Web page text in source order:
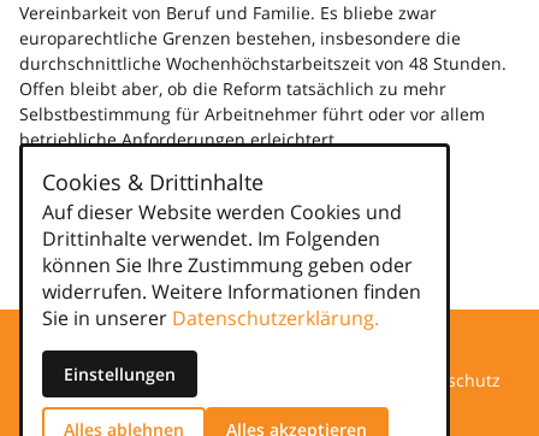
Vereinbarkeit von Beruf und Familie. Es bliebe zwar
europarechtliche Grenzen bestehen, insbesondere die
durchschnittliche Wochenhöchstarbeitszeit von 48 Stunden.
Offen bleibt aber, ob die Reform tatsächlich zu mehr
Selbstbestimmung für Arbeitnehmer führt oder vor allem
betriebliche Anforderungen erleichtert.
Weiterlesen
Kategorien
news
Datenschutz
Cookies & Drittinhalte
Auf dieser Website werden Cookies und
Drittinhalte verwendet. Im Folgenden
können Sie Ihre Zustimmung geben oder
widerrufen. Weitere Informationen finden
Sie in unserer Datenschutzerklärung.
Einstellungen
Alles ablehnen Alles akzeptieren